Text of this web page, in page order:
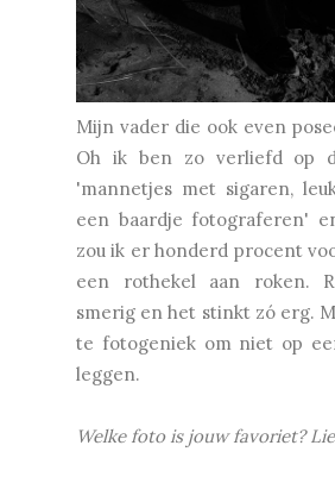
Mijn vader die ook even
Oh ik ben zo verliefd op
'mannetjes met sigaren,
een baardje fotograferen'
zou ik er honderd procent
een rothekel aan roken.
smerig en het stinkt zó erg.
te fotogeniek om niet op
leggen.
Welke foto is jouw favoriet?